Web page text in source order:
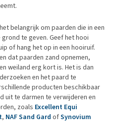
belangrijk om paarden die in een
te geven. Geef het hooi
of hang het op in een hooiruif.
dat paarden zand opnemen,
weiland erg kort is. Het is dan
en het paard te
producten beschikbaar
uit te darmen te verwijderen en
zoals Excellent Equi
, NAF Sand Gard ofSynovium